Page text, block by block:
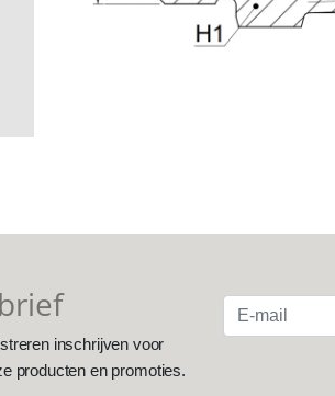
inschrijven voor
producten en promoties.